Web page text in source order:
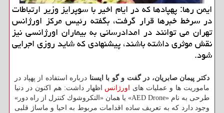
ایمن رها: پهپادها كه در ایام اخیر با سوپرایز وزیر ارتباطات
در سرخط خبرها قرار گرفت، بگفته رئیس مركز اورژانس
تهران می توانند در امدادرسانی به بیماران اورژانسی نیز
نقش موثری داشته باشند، پیشنهادی كه شاید روزی اجرایی
شود.
دكتر پیمان صابریان، در گفت و گو با ایسنا درباره استفاده از پهپاد در
ماموریت ها و عملیات های اورژانس اظهار داشت: هم اكنون در دنیا
طرحی به نام «AED Drone» یا همان «التكروشوك كنترل از راه دور»
وجود دارد كه به تعریف ساده اقدامات مربوط به احیا و ماساژ قلبی